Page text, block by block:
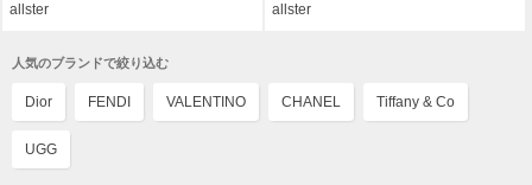
allster allster
人気のブランドで絞り込む
Dior FENDI VALENTINO CHANEL Tiffany & Co
UGG